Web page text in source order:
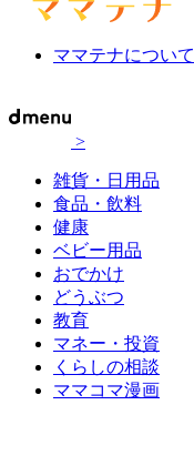
ママテナについて
>
雑貨・日用品
食品・飲料
健康
ベビー用品
おでかけ
どうぶつ
教育
マネー・投資
くらしの相談
ママコマ漫画